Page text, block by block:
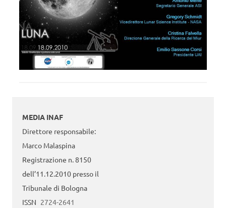
MEDIA INAF
Direttore responsabile:
Marco Malaspina
Registrazione n. 8150
dell’11.12.2010 presso il
Tribunale di Bologna
ISSN 2724-2641